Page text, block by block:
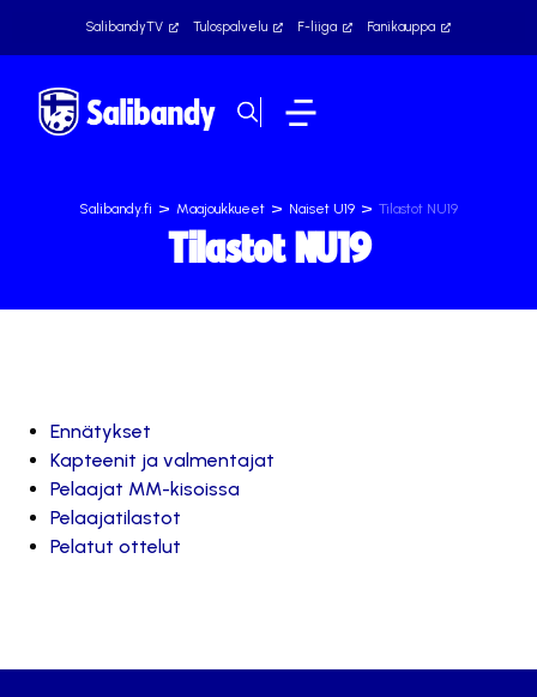
SalibandyTV Tulospalvelu F-liiga Fanikauppa
Salibandy.fi > Maajoukkueet > Naiset U19 > Tilastot NU19
Tilastot NU19
Ennätykset
Kapteenit ja valmentajat
Pelaajat MM-kisoissa
Pelaajatilastot
Pelatut ottelut